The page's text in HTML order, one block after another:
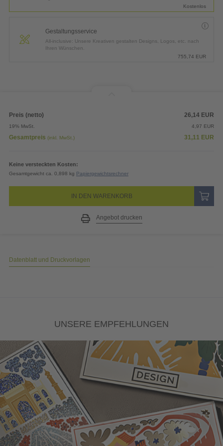
Kostenlos
Gestaltungsservice
All-inclusive: Unsere Kreativen gestalten Designs, Logos, etc. nach
Ihren Wünschen.
755,74 EUR
Preis (netto) 26,14 EUR
19% MwSt. 4,97 EUR
Gesamtpreis (inkl. MwSt.) 31,11 EUR
Keine versteckten Kosten:
Gesamtgewicht ca. 0,898 kg Papiergewichtsrechner
IN DEN WARENKORB
Angebot drucken
Datenblatt und Druckvorlagen
UNSERE EMPFEHLUNGEN